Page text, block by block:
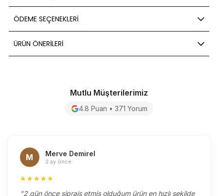
ÖDEME SEÇENEKLERI
ÜRÜN ÖNERILERI
Mutlu Müşterilerimiz
4.8 Puan • 371 Yorum
M Merve Demirel
2 ay önce
★★★★★
"2 gün önce sipraiş etmiş olduğum ürün en hızlı şekilde